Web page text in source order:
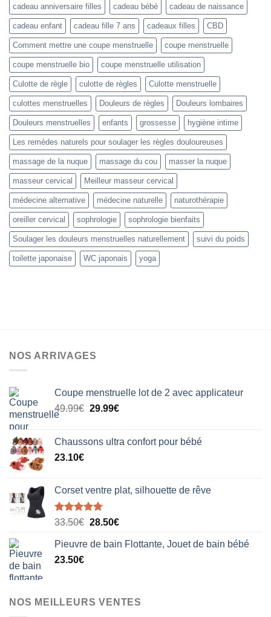
cadeau anniversaire filles cadeau bébé cadeau de naissance
cadeau enfant cadeau fille 7 ans cadeaux filles CBD
Comment mettre une coupe menstruelle coupe menstruelle
coupe menstruelle bio coupe menstruelle utilisation
Culotte de règle culotte de règles Culotte menstruelle
culottes menstruelles Douleurs de règles Douleurs lombaires
Douleurs menstruelles enfants grossesse hygiène intime
Les remèdes naturels pour soulager les règles douloureuses
massage de la nuque massage du cou masser la nuque
masseur cervical Meilleur masseur cervical
médecine alternative médecine naturelle naturothérapie
oreiller cervical sophrologie sophrologie bienfaits
Soulager les douleurs menstruelles naturellement suivi du poids
toilette japonaise WC japonais yoga
NOS ARRIVAGES
Coupe menstruelle lot de 2 avec applicateur
49.99€ Le
était :
29.99€Le
est :
Chaussons ultra confort pour bébé
23.10€
Corset ventre plat, silhouette de rêve
Note5.00
33.50€ Le
initial
28.50€Le
actuel
Pieuvre de bain Flottante, Jouet de bain bébé
23.50€
NOS MEILLEURS VENTES